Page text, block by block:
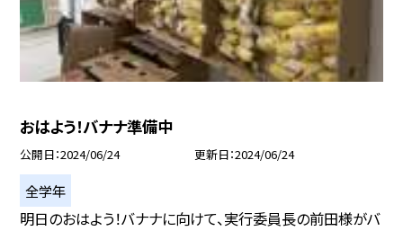
おはよう！バナナ準備中
公開日 2024/06/24 更新日 2024/06/24
全学年
明日のおはよう！バナナに向けて、実行委員長の前田様がバ